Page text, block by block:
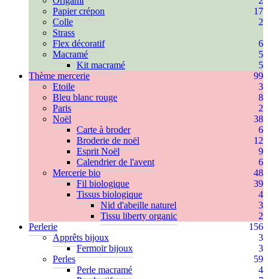
Papier crépon
17
Colle
2
Strass
Flex décoratif
6
Macramé
5
Kit macramé
5
Thème mercerie
99
Etoile
3
Bleu blanc rouge
8
Paris
2
Noël
38
Carte à broder
6
Broderie de noël
12
Esprit Noël
9
Calendrier de l'avent
6
Mercerie bio
48
Fil biologique
39
Tissus biologique
4
Nid d'abeille naturel
3
Tissu liberty organic
2
Perlerie
156
Apprêts bijoux
3
Fermoir bijoux
3
Perles
59
Perle macramé
4